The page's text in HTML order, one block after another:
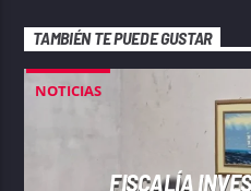
TAMBIÉN TE PUEDE GUSTAR
NOTICIAS
FISCALÍA